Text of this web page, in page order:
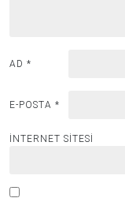
AD *
E-POSTA *
İNTERNET SITESI